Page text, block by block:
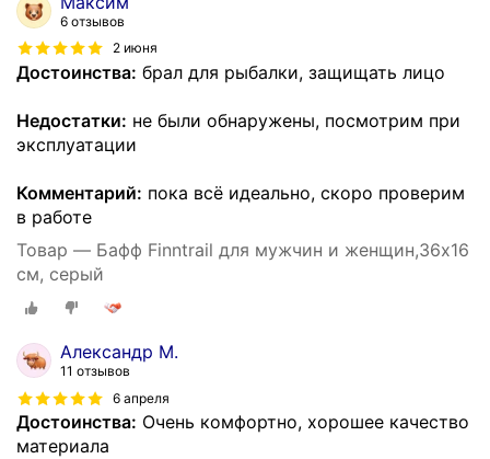
6 отзывов
2 июня
Достоинства: брал для рыбалки, защищать лицо
Недостатки: не были обнаружены, посмотрим при
эксплуатации
Комментарий: пока всё идеально, скоро проверим
в работе
Товар — Бафф Finntrail для мужчин и женщин,36х16
см, серый
Александр М.
11 отзывов
6 апреля
Достоинства: Очень комфортно, хорошее качество
материала